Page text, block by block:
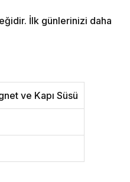
İlk günlerinizi daha
ve Kapı Süsü